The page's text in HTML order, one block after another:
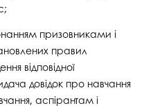
призовниками і
правил
відповідної
довідок про навчання
аспірантам і